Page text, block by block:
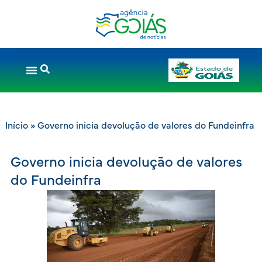
Início» Governo inicia devolução de valores do Fundeinfra
Governo inicia devolução de valores
do Fundeinfra